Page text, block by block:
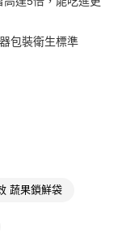
包裝衛生標準
蔬果鎖鮮袋